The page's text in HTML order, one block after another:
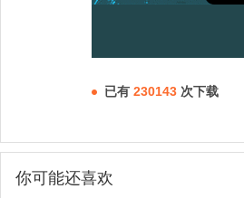
已有 230143 次下载
你可能还喜欢